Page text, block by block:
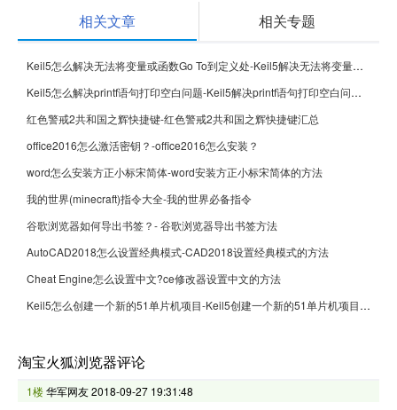
相关文章 相关专题
Keil5怎么解决无法将变量或函数Go To到定义处-Keil5解决无法将变量或函数Go To到定义处的方法
Keil5怎么解决printf语句打印空白问题-Keil5解决printf语句打印空白问题的方法
红色警戒2共和国之辉快捷键-红色警戒2共和国之辉快捷键汇总
office2016怎么激活密钥？-office2016怎么安装？
word怎么安装方正小标宋简体-word安装方正小标宋简体的方法
我的世界(minecraft)指令大全-我的世界必备指令
谷歌浏览器如何导出书签？- 谷歌浏览器导出书签方法
AutoCAD2018怎么设置经典模式-CAD2018设置经典模式的方法
Cheat Engine怎么设置中文?ce修改器设置中文的方法
Keil5怎么创建一个新的51单片机项目-Keil5创建一个新的51单片机项目的方法
淘宝火狐浏览器评论
1楼华军网友2018-09-27 19:31:48